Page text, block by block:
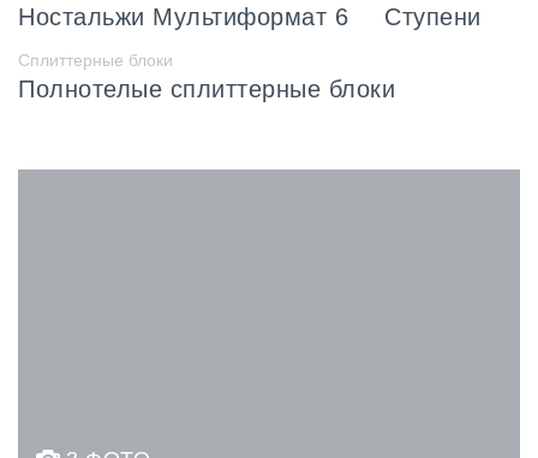
Ностальжи Мультиформат 6 Ступени
Сплиттерные блоки
Полнотелые сплиттерные блоки